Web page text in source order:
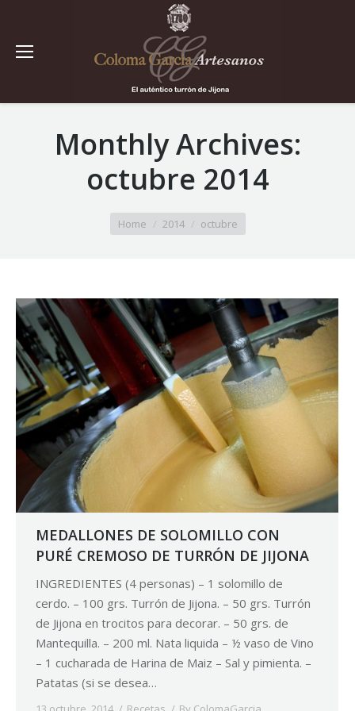
Monthly Archives:
octubre 2014
Home 2014 octubre
MEDALLONES DE SOLOMILLO CON
PURÉ CREMOSO DE TURRÓN DE JIJONA
INGREDIENTES (4 personas) – 1 solomillo de
cerdo. – 100 grs. Turrón de Jijona. – 50 grs. Turrón
de Jijona en trocitos para decorar. – 50 grs. de
Mantequilla. – 200 ml. Nata liquida – ½ vaso de Vino
– 1 cucharada de Harina de Maiz – Sal y pimienta. –
Patatas (si se desea…